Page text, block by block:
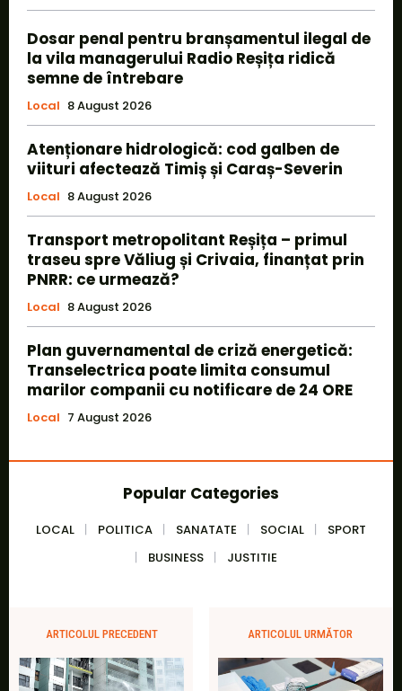
Dosar penal pentru branșamentul ilegal de
la vila managerului Radio Reșița ridică
semne de întrebare
Local 8 August 2026
Atenționare hidrologică: cod galben de
viituri afectează Timiș și Caraș-Severin
Local 8 August 2026
Transport metropolitant Reșița – primul
traseu spre Văliug și Crivaia, finanțat prin
PNRR: ce urmează?
Local 8 August 2026
Plan guvernamental de criză energetică:
Transelectrica poate limita consumul
marilor companii cu notificare de 24 ORE
Local 7 August 2026
Popular Categories
LOCAL POLITICA SANATATE SOCIAL
SPORT
BUSINESS
JUSTITIE
ARTICOLUL PRECEDENT ARTICOLUL URMĂTOR